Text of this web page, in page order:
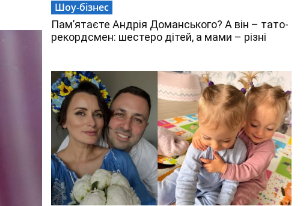
Шоу-бізнес
Пам’ятаєте Андрія Доманського? А він – тато-
рекордсмен: шестеро дітей, а мами – різні